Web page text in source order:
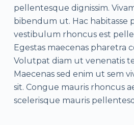
pellentesque dignissim.
bibendum ut. Hac habitasse
vestibulum rhoncus est
Egestas maecenas pharetra
Volutpat diam ut venenatis
Maecenas sed enim ut sem
sit. Congue mauris rhoncus
scelerisque mauris